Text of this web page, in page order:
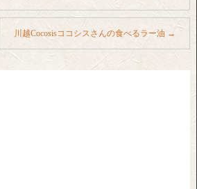
川越Cocosisココシスさんの食べるラー油 →